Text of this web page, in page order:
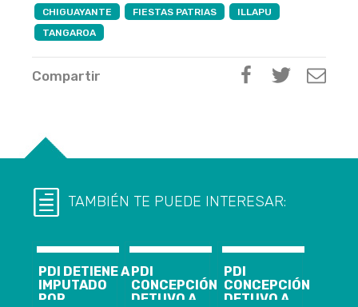
CHIGUAYANTE FIESTAS PATRIAS
ILLAPU
TANGAROA
Compartir
TAMBIÉN TE PUEDE INTERESAR:
PDI DETIENE A
IMPUTADO
POR
PDI
CONCEPCIÓN
DETUVO A
PDI
CONCEPCIÓN
DETUVO A